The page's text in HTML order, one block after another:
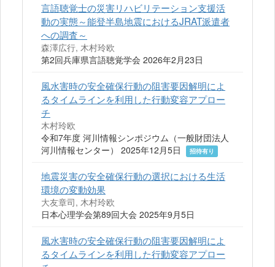
言語聴覚士の災害リハビリテーション支援活
動の実態～能登半島地震におけるJRAT派遣者
への調査～
森澤広行, 木村玲欧
第2回兵庫県言語聴覚学会 2026年2月23日
風水害時の安全確保行動の阻害要因解明によ
るタイムラインを利用した行動変容アプロー
チ
木村玲欧
令和7年度 河川情報シンポジウム（一般財団法人
河川情報センター） 2025年12月5日
招待有り
地震災害の安全確保行動の選択における生活
環境の変動効果
大友章司, 木村玲欧
日本心理学会第89回大会 2025年9月5日
風水害時の安全確保行動の阻害要因解明によ
るタイムラインを利用した行動変容アプロー